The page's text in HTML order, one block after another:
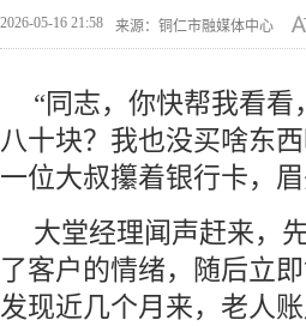
2026-05-16 21:58 来源：铜仁市融媒体中心
“同志，你快帮我看
八十块？我也没买啥东
一位大叔攥着银行卡，
大堂经理闻声赶来，
了客户的情绪，随后立
发现近几个月来，老人